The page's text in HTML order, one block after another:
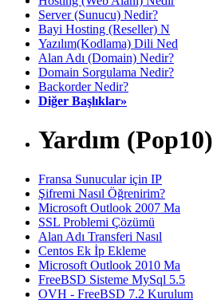
Server (Sunucu) Nedir?
Bayi Hosting (Reseller) N
Yazılım(Kodlama) Dili Ned
Alan Adı (Domain) Nedir?
Domain Sorgulama Nedir?
Backorder Nedir?
Diğer Başlıklar»
Yardım (Pop10)
Fransa Sunucular için IP
Şifremi Nasıl Öğrenirim?
Microsoft Outlook 2007 Ma
SSL Problemi Çözümü
Alan Adı Transferi Nasıl
Centos Ek İp Ekleme
Microsoft Outlook 2010 Ma
FreeBSD Sisteme MySql 5.5
OVH - FreeBSD 7.2 Kurulum